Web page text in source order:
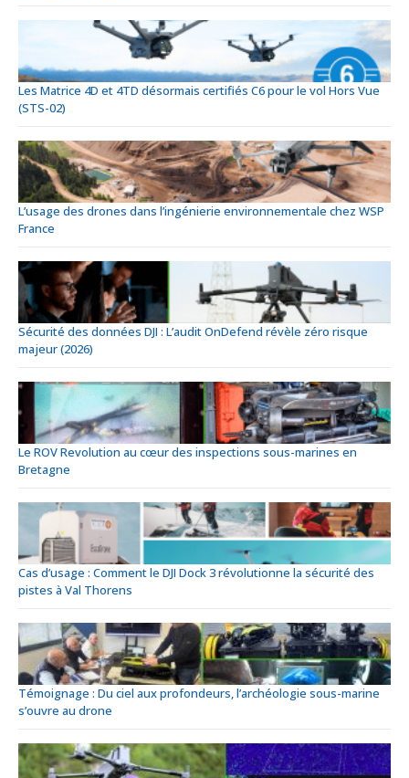
Les Matrice 4D et 4TD désormais certifiés C6 pour le vol Hors Vue
(STS-02)
L’usage des drones dans l’ingénierie environnementale chez WSP
France
Sécurité des données DJI : L’audit OnDefend révèle zéro risque
majeur (2026)
Le ROV Revolution au cœur des inspections sous-marines en
Bretagne
Cas d’usage : Comment le DJI Dock 3 révolutionne la sécurité des
pistes à Val Thorens
Témoignage : Du ciel aux profondeurs, l’archéologie sous-marine
s’ouvre au drone